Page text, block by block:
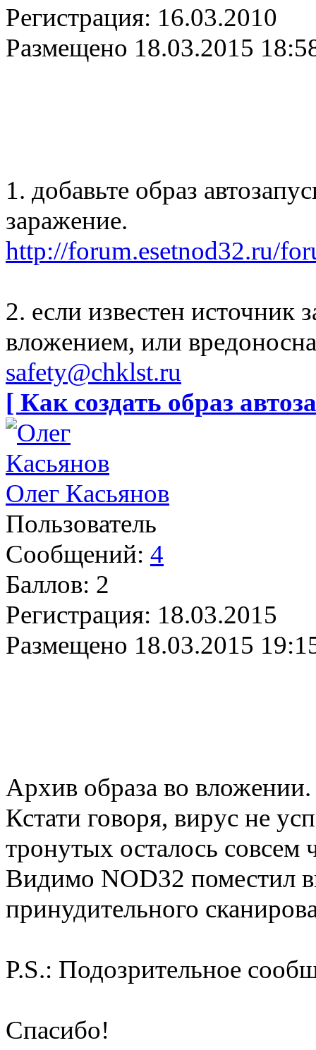
Регистрация: 16.03.2010
Размещено 18.03.2015
1. добавьте образ
заражение.
http://forum.esetnod32.ru/
2. если известен
вложением, или
safety@chklst.ru
[ Как создать образ
Олег Касьянов
Пользователь
Сообщений: 4
Баллов: 2
Регистрация: 18.03.2015
Размещено 18.03.2015
Архив образа во вложении.
Кстати говоря, вирус не
тронутых осталось совсем
Видимо NOD32 поместил
принудительного
P.S.: Подозрительное
Спасибо!